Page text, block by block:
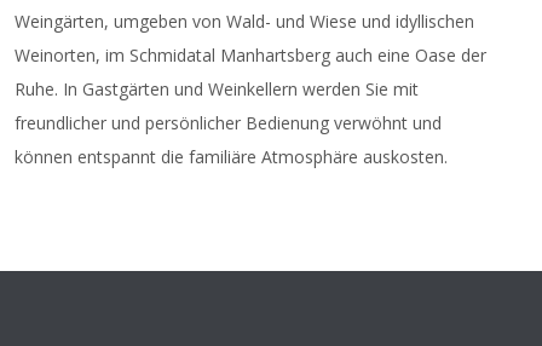
Weingärten, umgeben von Wald- und Wiese und idyllischen
Weinorten, im Schmidatal Manhartsberg auch eine Oase der
Ruhe. In Gastgärten und Weinkellern werden Sie mit
freundlicher und persönlicher Bedienung verwöhnt und
können entspannt die familiäre Atmosphäre auskosten.